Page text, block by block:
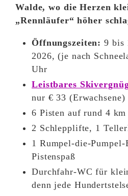
Walde, wo die Herzen
„Rennläufer“ höher
Öffnungszeiten: 9 bis
2026, (je nach
Uhr
Leistbares
nur € 33 (Erwachsene)
6 Pisten auf rund 4 km
2 Schlepplifte, 1
1 Rumpel-die-
Pistenspaß
Durchfahr-WC für
denn jede